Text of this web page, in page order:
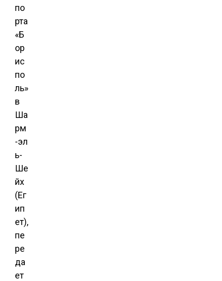
по
рта
«Б
ор
ис
по
ль»
в
Ша
рм
-эл
ь-
Ше
йх
(Ег
ип
ет),
пе
ре
да
ет